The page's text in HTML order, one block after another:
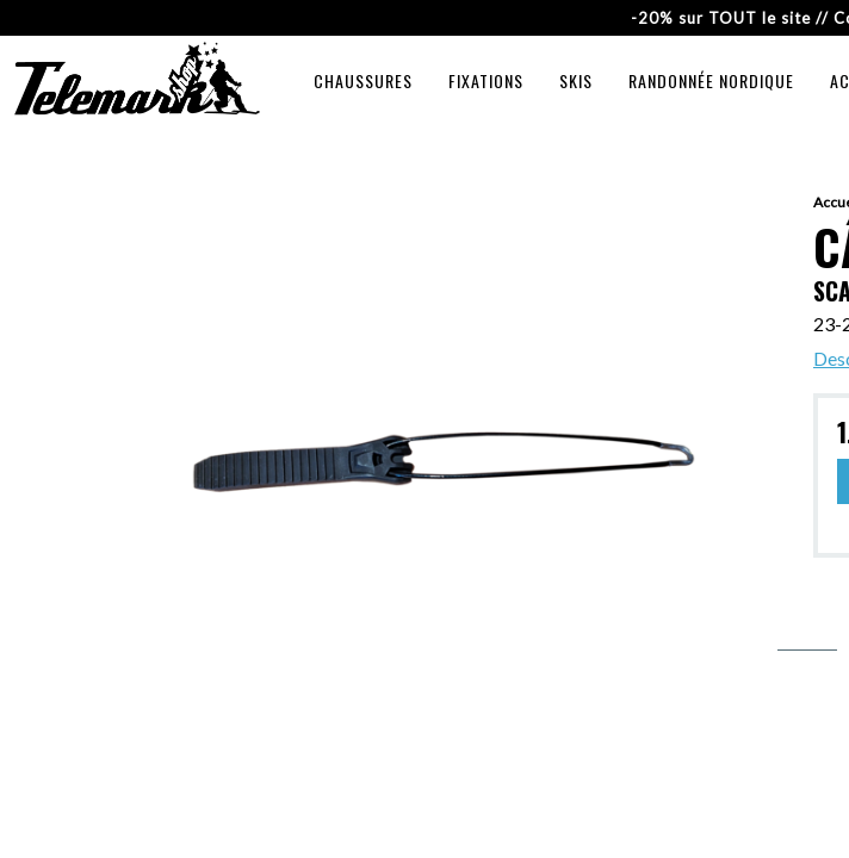
-20% sur TOUT le site //
CHAUSSURES FIXATIONS SKIS RANDONNÉE NORDIQUE
23-